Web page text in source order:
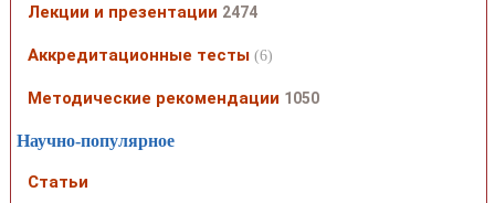
Лекции и презентации 2474
Аккредитационные тесты (6)
Методические рекомендации 1050
Научно-популярное
Статьи